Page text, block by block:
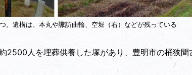
。遺構は、本丸や諏訪曲輪、空堀（右）などが残っている
2500人を埋葬供養した塚があり、豊明市の桶狭間